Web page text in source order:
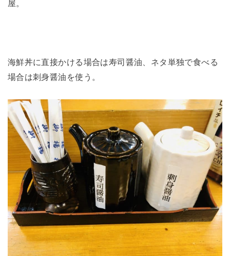
屋。
海鮮丼に直接かける場合は寿司醤油、ネタ単独で食べる
場合は刺身醤油を使う。